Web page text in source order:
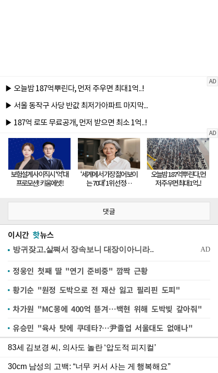
댓글
이시간 핫뉴스
정웅인 첫째 딸 "연기 준비중" 깜짝 근황
황기순 "원정 도박으로 전 재산 잃고 필리핀 도피"
차가원 "MC몽에 400억 뜯겨…백현 위해 도박빚 갚아줘"
유승민 "육사 탓에 쿠데타?…尹졸업 서울대도 없애나"